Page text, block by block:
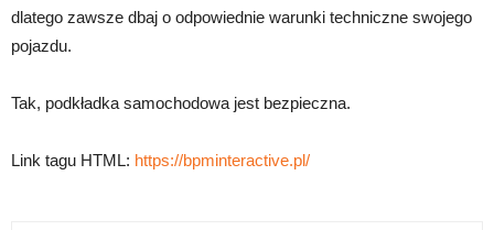
dlatego zawsze dbaj o odpowiednie warunki techniczne swojego
pojazdu.
Tak, podkładka samochodowa jest bezpieczna.
Link tagu HTML: https://bpminteractive.pl/